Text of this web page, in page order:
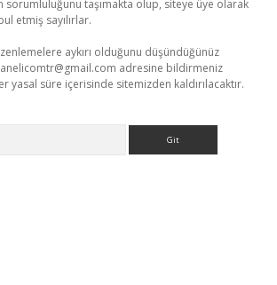
sorumluluğunu taşımakta olup, siteye üye olarak
etmiş sayılırlar.
aykırı olduğunu düşündüğünüz
adresine bildirmeniz
yasal süre içerisinde sitemizden kaldırılacaktır.